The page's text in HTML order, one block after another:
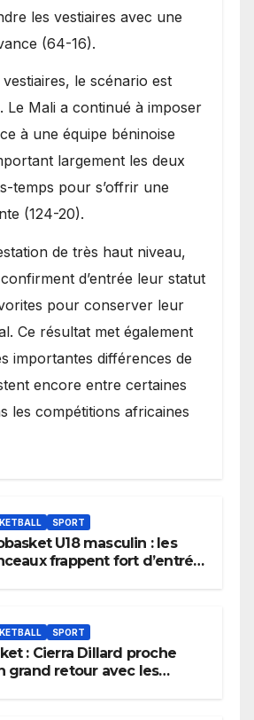
les vestiaires avec une
(64-16).
le scénario est
Le Mali a continué à imposer
à une équipe béninoise
largement les deux
temps pour s’offrir une
(124-20).
de très haut niveau,
d’entrée leur statut
pour conserver leur
Ce résultat met également
importantes différences de
encore entre certaines
les compétitions africaines
SPORT
U18 masculin : les
frappent fort d’entrée
SPORT
: Cierra Dillard proche
grand retour avec les